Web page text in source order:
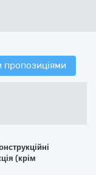
пропозиціями
(крім